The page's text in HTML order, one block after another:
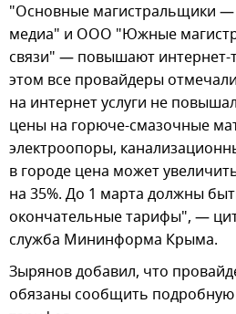
"Основные магистральщики
медиа" и ООО "Южные
связи" — повышают интернет-
этом все провайдеры
на интернет услуги не
цены на горюче-смазочные
электроопоры,
в городе цена может
на 35%. До 1 марта должны
окончательные тарифы", —
служба Мининформа Крыма.
Зырянов добавил, что
обязаны сообщить